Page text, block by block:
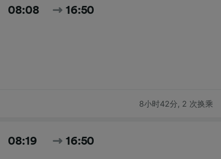
08:08 16:50
8小时42分, 2 次换乘
08:19 16:50